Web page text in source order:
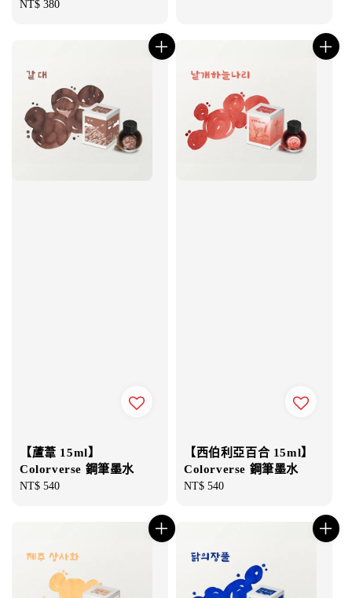
Regular
NT$ 380
【蘆葦 15ml】
Colorverse 鋼筆墨水
Regular
NT$ 540
【西伯利亞百合 15ml】
Colorverse 鋼筆墨水
Regular
NT$ 540